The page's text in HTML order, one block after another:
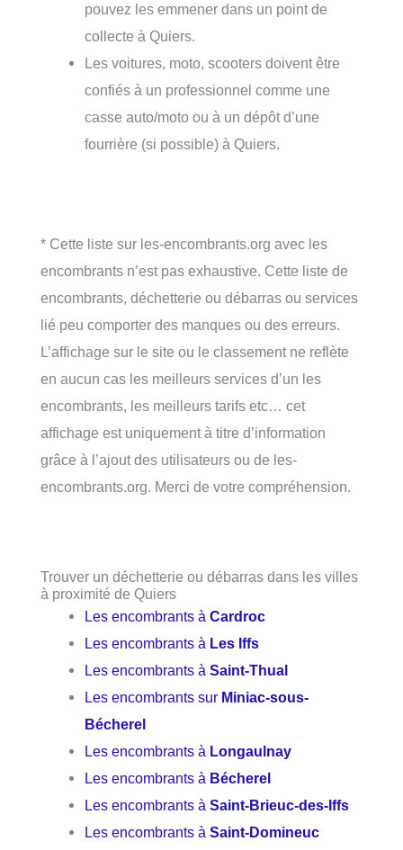
pouvez les emmener dans un point de
collecte à Quiers.
Les voitures, moto, scooters doivent être
confiés à un professionnel comme une
casse auto/moto ou à un dépôt d’une
fourrière (si possible) à Quiers.
* Cette liste sur les-encombrants.org avec les
encombrants n’est pas exhaustive. Cette liste de
encombrants, déchetterie ou débarras ou services
lié peu comporter des manques ou des erreurs.
L’affichage sur le site ou le classement ne reflète
en aucun cas les meilleurs services d’un les
encombrants, les meilleurs tarifs etc… cet
affichage est uniquement à titre d’information
grâce à l’ajout des utilisateurs ou de les-
encombrants.org. Merci de votre compréhension.
Trouver un déchetterie ou débarras dans les villes
à proximité de Quiers
Les encombrants àCardroc
Les encombrants à Les Iffs
Les encombrants àSaint-Thual
Les encombrants sur Miniac-sous-
Bécherel
Les encombrants à Longaulnay
Les encombrants à Bécherel
Les encombrants àSaint-Brieuc-des-Iffs
Les encombrants àSaint-Domineuc